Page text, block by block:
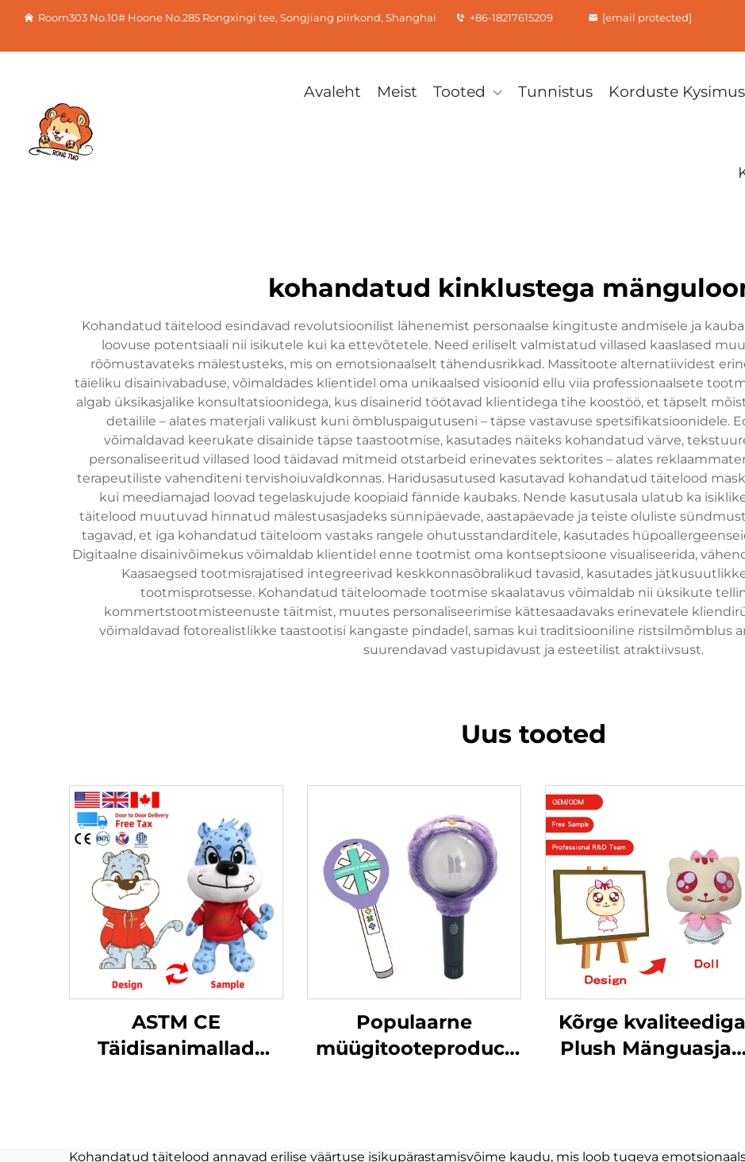
Room303 No.10# Hoone No.285 Rongxingi tee, Songjiang piirkond, Shanghai +86-18217615209 [email protected]
Avaleht Meist Tooted Tunnistus Korduste
kohandatud kinklustega
Kohandatud täitelood esindavad revolutsioonilist lähenemist personaalse kingituste andmisele ja
loovuse potentsiaali nii isikutele kui ka ettevõtetele. Need eriliselt valmistatud villased kaaslased
rõõmustavateks mälestusteks, mis on emotsionaalselt tähendusrikkad. Massitoote alternatiividest
täieliku disainivabaduse, võimaldades klientidel oma unikaalsed visioonid ellu viia professionaalsete
algab üksikasjalike konsultatsioonidega, kus disainerid töötavad klientidega tihe koostöö, et täpselt
detailile – alates materjali valikust kuni õmbluspaigutuseni – täpse vastavuse spetsifikatsioonidele.
võimaldavad keerukate disainide täpse taastootmise, kasutades näiteks kohandatud värve,
personaliseeritud villased lood täidavad mitmeid otstarbeid erinevates sektorites – alates
terapeutiliste vahenditeni tervishoiuvaldkonnas. Haridusasutused kasutavad kohandatud täitelood
kui meediamajad loovad tegelaskujude koopiaid fännide kaubaks. Nende kasutusala ulatub ka
täitelood muutuvad hinnatud mälestusasjadeks sünnipäevade, aastapäevade ja teiste oluliste
tagavad, et iga kohandatud täiteloom vastaks rangele ohutusstandarditele, kasutades
Digitaalne disainivõimekus võimaldab klientidel enne tootmist oma kontseptsioone visualiseerida,
Kaasaegsed tootmisrajatised integreerivad keskkonnasõbralikud tavasid, kasutades
tootmisprotsesse. Kohandatud täiteloomade tootmise skaalatavus võimaldab nii üksikute
kommertstootmisteenuste täitmist, muutes personaliseerimise kättesaadavaks erinevatele
võimaldavad fotorealistlikke taastootisi kangaste pindadel, samas kui traditsiooniline ristsilmõmblus
suurendavad vastupidavust ja esteetilist atraktiivsust.
Uus tooted
ASTM CE
Täidisanimallad
Nõrga Puhast
Populaarne
müügitooteproduct
Popuulärsete
Kõrge kvaliteediga
Plush Mänguasjad
Täidetud Loomad
Kohandatud täitelood annavad erilise väärtuse isikupärastamisvõime kaudu, mis loob tugeva